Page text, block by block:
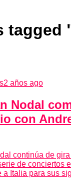
tagged
2 años ago
Nodal
con
continúa de
de conciertos
a Italia para sus